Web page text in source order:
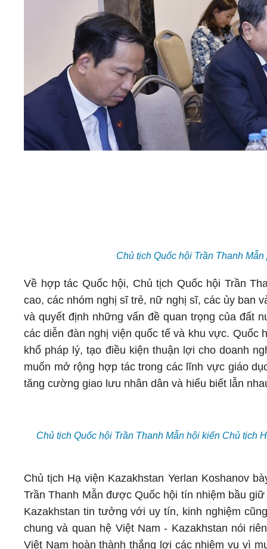
Chủ tịch Quốc hội Trần Thanh
Về hợp tác Quốc hội, Chủ tịch Quốc hội Trần
cao, các nhóm nghị sĩ trẻ, nữ nghị sĩ, các ủy ban
và quyết định những vấn đề quan trọng của đất
các diễn đàn nghị viện quốc tế và khu vực.
khổ pháp lý, tạo điều kiện thuận lợi cho doanh
muốn mở rộng hợp tác trong các lĩnh vực giáo
tăng cường giao lưu nhân dân và hiểu biết lẫn
Chủ tịch Quốc hội Trần Thanh Mẫn hội kiến Chủ tịch
Chủ tịch Hạ viện Kazakhstan Yerlan Koshanov
Trần Thanh Mẫn được Quốc hội tín nhiệm bầu
Kazakhstan tin tưởng với uy tín, kinh nghiệm
chung và quan hệ Việt Nam - Kazakhstan nói
Việt Nam hoàn thành thắng lợi các nhiệm vụ vì